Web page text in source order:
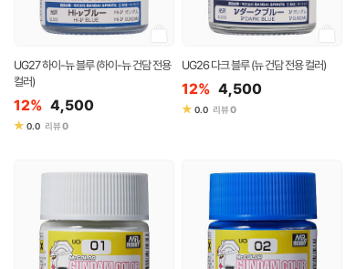
UG27 하이-뉴 블루 (하이-뉴 건담 전용
컬러)
12% 4,500
★ 0.0 리뷰0
UG26 다크 블루 (뉴 건담 전용 컬러)
12% 4,500
★ 0.0 리뷰0